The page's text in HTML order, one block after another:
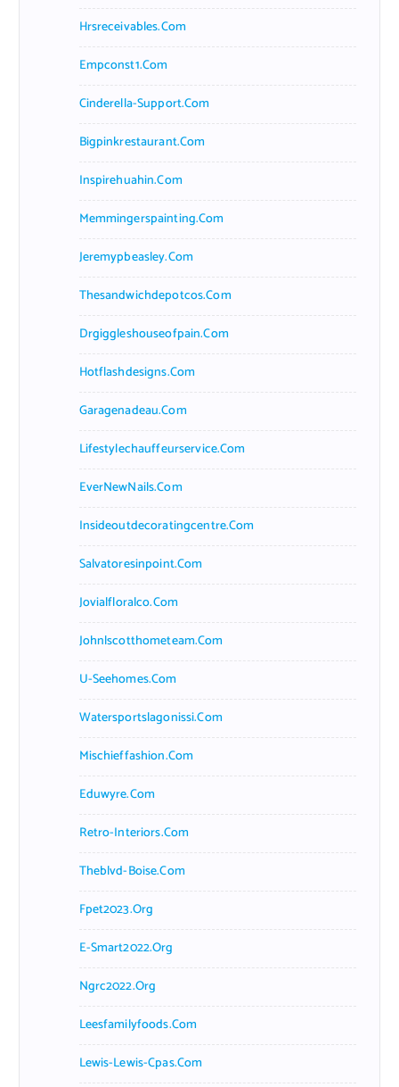
Hrsreceivables.com
Empconst1.com
Cinderella-Support.com
Bigpinkrestaurant.com
Inspirehuahin.com
Memmingerspainting.com
Jeremypbeasley.com
Thesandwichdepotcos.com
Drgiggleshouseofpain.com
Hotflashdesigns.com
Garagenadeau.com
Lifestylechauffeurservice.com
EverNewNails.com
Insideoutdecoratingcentre.com
Salvatoresinpoint.com
Jovialfloralco.com
Johnlscotthometeam.com
U-Seehomes.com
Watersportslagonissi.com
Mischieffashion.com
Eduwyre.com
Retro-Interiors.com
Theblvd-Boise.com
Fpet2023.org
E-Smart2022.org
Ngrc2022.org
Leesfamilyfoods.com
Lewis-Lewis-Cpas.com